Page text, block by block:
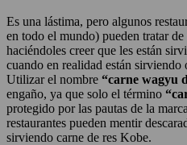
Es una lástima, pero algunos
en todo el mundo) pueden tratar
haciéndoles creer que les están
cuando en realidad están
Utilizar el nombre “carne wagyu
engaño, ya que solo el término
protegido por las pautas de la
restaurantes pueden mentir
sirviendo carne de res Kobe.